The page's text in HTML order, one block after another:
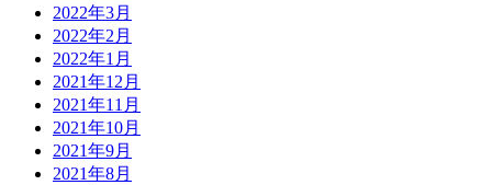
2022年3月
2022年2月
2022年1月
2021年12月
2021年11月
2021年10月
2021年9月
2021年8月